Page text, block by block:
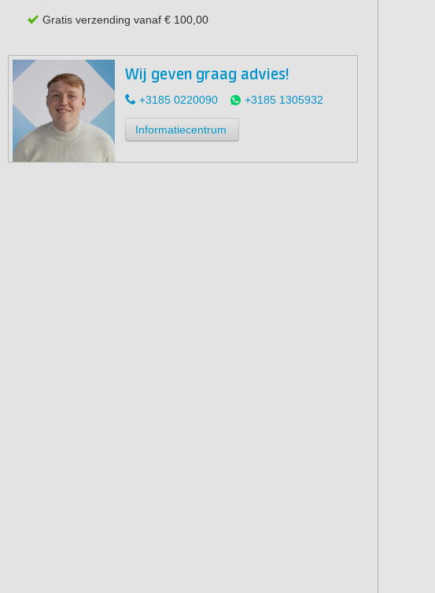
Gratis verzending vanaf € 100,00
Wij geven graag advies!
+3185 0220090 +3185 1305932
Informatiecentrum